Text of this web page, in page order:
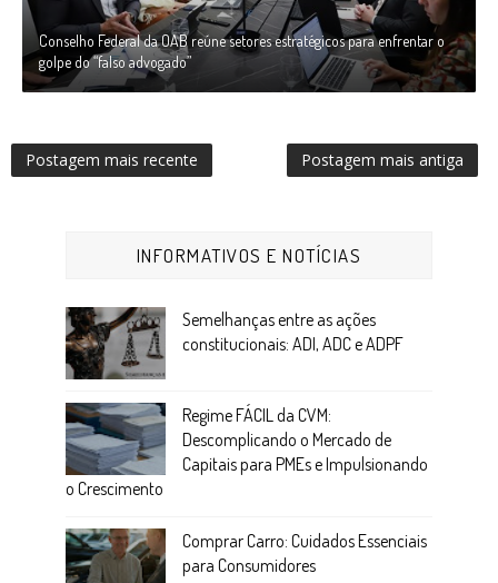
Conselho Federal da OAB reúne setores estratégicos para enfrentar o
golpe do “falso advogado”
Postagem mais recente Postagem mais antiga
INFORMATIVOS E NOTÍCIAS
Semelhanças entre as ações
constitucionais: ADI, ADC e ADPF
Regime FÁCIL da CVM:
Descomplicando o Mercado de
Capitais para PMEs e Impulsionando
o Crescimento
Comprar Carro: Cuidados Essenciais
para Consumidores